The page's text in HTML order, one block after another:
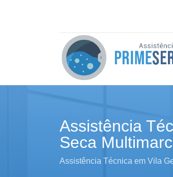
Assistência
Seca
Assistência Técnica em Vila